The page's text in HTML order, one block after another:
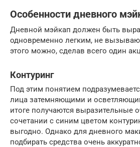
Особенности дневного
Дневной мэйкап должен быть
одновременно легким, не
этого можно, сделав всего один
Контуринг
Под этим понятием
лица затемняющими и
итоге получаются выразительные
сочетании с синим цветом
выгодно. Однако для дневного
подбирать средства очень